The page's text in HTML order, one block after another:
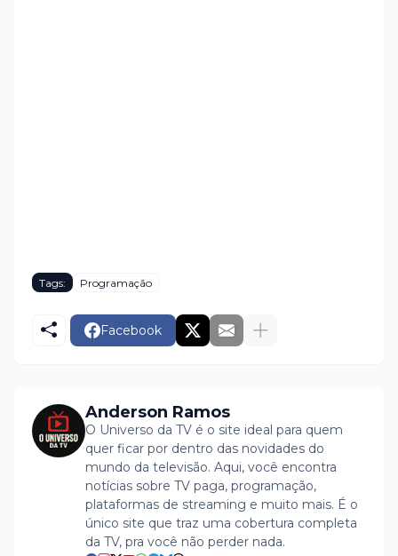
Tags: Programação
Facebook
Anderson Ramos
O Universo da TV é o site ideal para quem
quer ficar por dentro das novidades do
mundo da televisão. Aqui, você encontra
notícias sobre TV paga, programação,
plataformas de streaming e muito mais. É o
único site que traz uma cobertura completa
da TV, pra você não perder nada.